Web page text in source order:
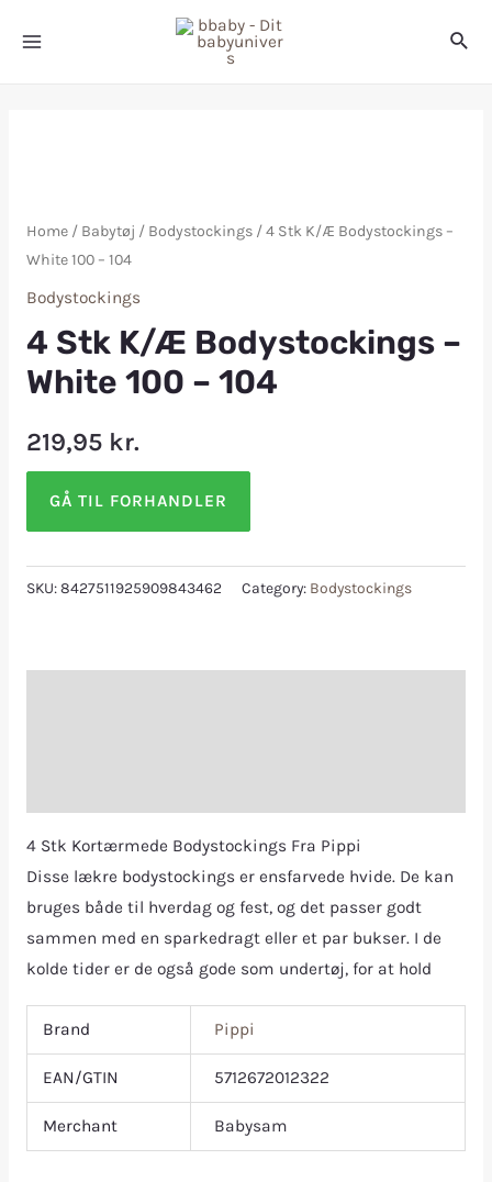
Home/ Babytøj / Bodystockings/ 4 Stk K/Æ Bodystockings –
White 100 – 104
Bodystockings
4 Stk K/Æ Bodystockings –
White 100 – 104
219,95 kr.
GÅ TIL FORHANDLER
SKU:8427511925909843462 Category: Bodystockings
4 Stk Kortærmede Bodystockings Fra Pippi
Disse lækre bodystockings er ensfarvede hvide. De kan
bruges både til hverdag og fest, og det passer godt
sammen med en sparkedragt eller et par bukser. I de
kolde tider er de også gode som undertøj, for at hold
Brand Pippi
EAN/GTIN 5712672012322
Merchant Babysam